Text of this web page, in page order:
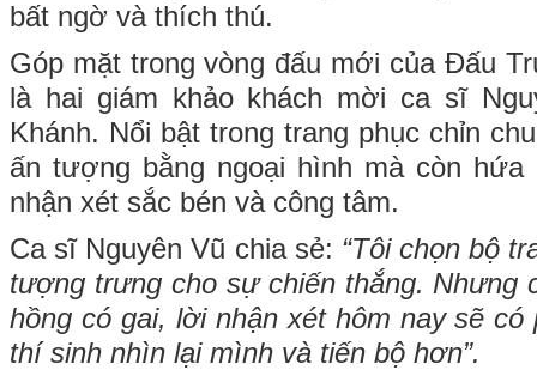
bất ngờ và thích thú.
Góp mặt trong vòng đấu mới của Đấu
là hai giám khảo khách mời ca sĩ
Khánh. Nổi bật trong trang phục chỉn
ấn tượng bằng ngoại hình mà còn hứa
nhận xét sắc bén và công tâm.
Ca sĩ Nguyên Vũ chia sẻ: “Tôi chọn bộ
tượng trưng cho sự chiến thắng. Nhưng
hồng có gai, lời nhận xét hôm nay sẽ có
thí sinh nhìn lại mình và tiến bộ hơn”.